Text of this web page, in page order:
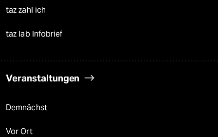
taz zahl ich
taz lab Infobrief
Veranstaltungen
Demnächst
Vor Ort